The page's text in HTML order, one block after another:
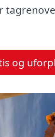
og